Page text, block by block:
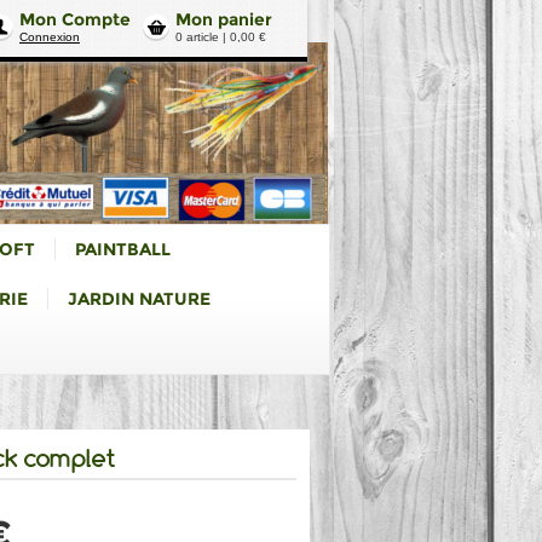
Mon panier
0 article | 0,00 €
Mon Compte
Connexion
PAINTBALL
JARDIN NATURE
complet